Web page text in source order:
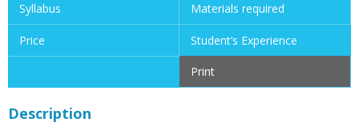
Syllabus Materials required
Price Student’s Experience
Print
Description